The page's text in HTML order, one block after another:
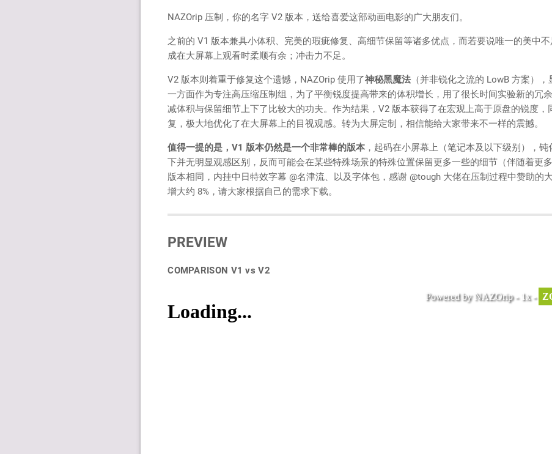
NAZOrip 压制，你的名字 V2 版本，送给喜爱这部动画电影的广大朋友们。
之前的 V1 版本兼具小体积、完美的瑕疵修复、高细节保留等诸多优点，而若要说唯一的美中
成在大屏幕上观看时柔顺有余；冲击力不足。
V2 版本则着重于修复这个遗憾，NAZOrip 使用了神秘黑魔法 （并非锐化之流的 LowB 方案）
一方面作为专注高压缩压制组，为了平衡锐度提高带来的体积增长，用了很长时间实验新的冗
减体积与保留细节上下了比较大的功夫。作为结果，V2 版本获得了在宏观上高于原盘的锐度，
复，极大地优化了在大屏幕上的目视观感。转为大屏定制，相信能给大家带来不一样的震撼。
值得一提的是，V1 版本仍然是一个非常棒的版本 ，起码在小屏幕上（笔记本及以下级别），
下并无明显观感区别，反而可能会在某些特殊场景的特殊位置保留更多一些的细节（伴随着更
版本相同，内挂中日特效字幕 @名津流、以及字体包，感谢 @tough 大佬在压制过程中赞助的
增大约 8%，请大家根据自己的需求下载。
PREVIEW
COMPARISON V1 vs V2